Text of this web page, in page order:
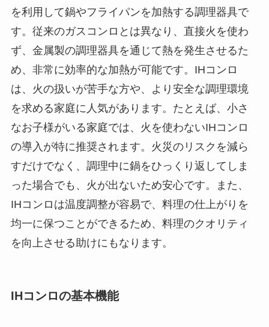
を利用して鍋やフライパンを加熱する調理器具で
す。従来のガスコンロとは異なり、直接火を使わ
ず、金属製の調理器具を通じて熱を発生させるた
め、非常に効率的な加熱が可能です。IHコンロ
は、火の扱いが苦手な方や、より安全な調理環境
を求める家庭に人気があります。たとえば、小さ
なお子様がいる家庭では、火を使わないIHコンロ
の導入が特に推奨されます。火災のリスクを減ら
すだけでなく、調理中に鍋をひっくり返してしま
った場合でも、火が出ないため安心です。また、
IHコンロは温度調整が容易で、料理の仕上がりを
均一に保つことができるため、料理のクオリティ
を向上させる助けにもなります。
IHコンロの基本機能